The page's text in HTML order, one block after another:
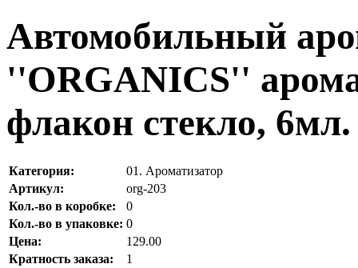
Автомобильный
''ORGANICS''
флакон стекло,
Категория:
01. Ароматизатор
Артикул:
org-203
Кол.-во в коробке:
0
Кол.-во в упаковке: 0
Цена:
129.00
Кратность заказа:
1